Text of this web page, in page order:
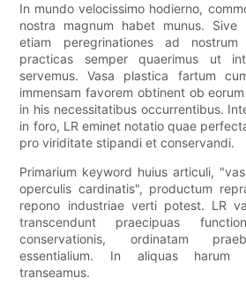
In mundo velocissimo hodierno,
nostra magnum habet munus. Sive
etiam peregrinationes ad
practicas semper quaerimus ut
servemus. Vasa plastica fartum
immensam favorem obtinent ob
in his necessitatibus occurrentibus.
in foro, LR eminet notatio quae
pro viriditate stipandi et conservandi.
Primarium keyword huius articuli,
operculis cardinatis", productum
repono industriae verti potest. LR
transcendunt praecipuas
conservationis, ordinatam
essentialium. In aliquas harum
transeamus.